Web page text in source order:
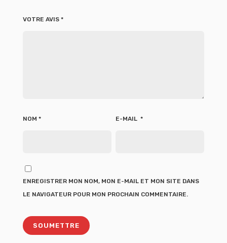
VOTRE AVIS *
NOM * E-MAIL *
ENREGISTRER MON NOM, MON E-MAIL ET MON SITE DANS
LE NAVIGATEUR POUR MON PROCHAIN COMMENTAIRE.